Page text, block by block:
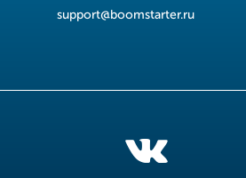
support@boomstarter.ru